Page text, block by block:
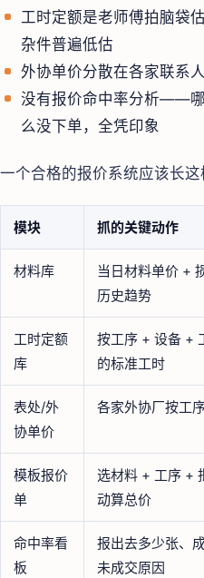
工时定额是老师傅拍脑袋
杂件普遍低估
外协单价分散在各家联系
没有报价命中率分析——
么没下单，全凭印象
一个合格的报价系统应该长这
模块 抓的关键动作
材料库
当日材料单价 +
历史趋势
工时定额
库
按工序 + 设备 +
的标准工时
表处/外
协单价
各家外协厂按工
模板报价
单
选材料 + 工序 +
动算总价
命中率看
板
报出去多少张、成
未成交原因